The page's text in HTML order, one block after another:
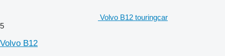
Volvo B12 touringcar
5
Volvo B12